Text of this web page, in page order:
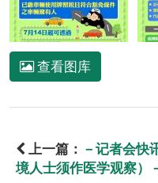
查看图库
上一篇： －记者会快
境人士须作医学观察）